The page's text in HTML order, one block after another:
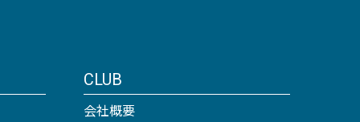
CLUB
会社概要